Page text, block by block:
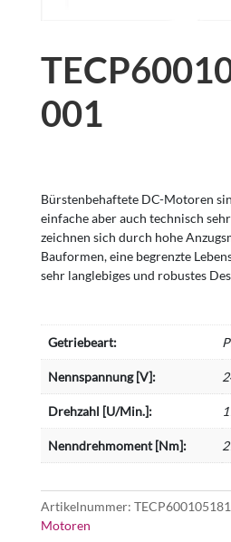
001
Bürstenbehaftete DC-Motoren
einfache aber auch technisch
zeichnen sich durch hohe
Bauformen, eine begrenzte
sehr langlebiges und robustes
Getriebeart:
Nennspannung [V]:
Drehzahl [U/Min.]:
Nenndrehmoment [Nm]:
Artikelnummer:
Motoren